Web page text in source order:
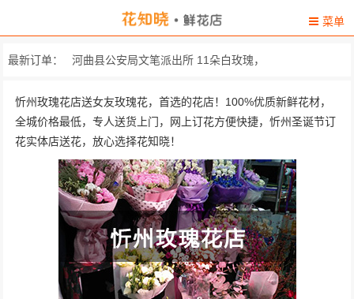
菜单
最新订单： 河曲县公安局文笔派出所 11朵白玫瑰，
砂河镇 砂河四小 33朵精选红玫瑰，搭配顶...
宁武县凤凰东街新一族美容院 4朵百合，洋兰，20朵红扶
轩岗镇 精选11朵红色康乃馨，黄...
忻州玫瑰花店送女友玫瑰花，首选的花店！100%优质新鲜花材，
全城价格最低，专人送货上门，网上订花方便快捷，忻州圣诞节订
花实体店送花，放心选择花知晓！